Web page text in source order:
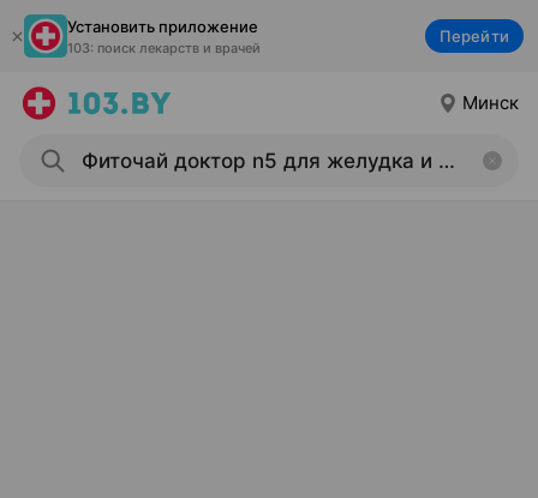
Установить приложение
103: поиск лекарств и врачей
Перейти
Минск